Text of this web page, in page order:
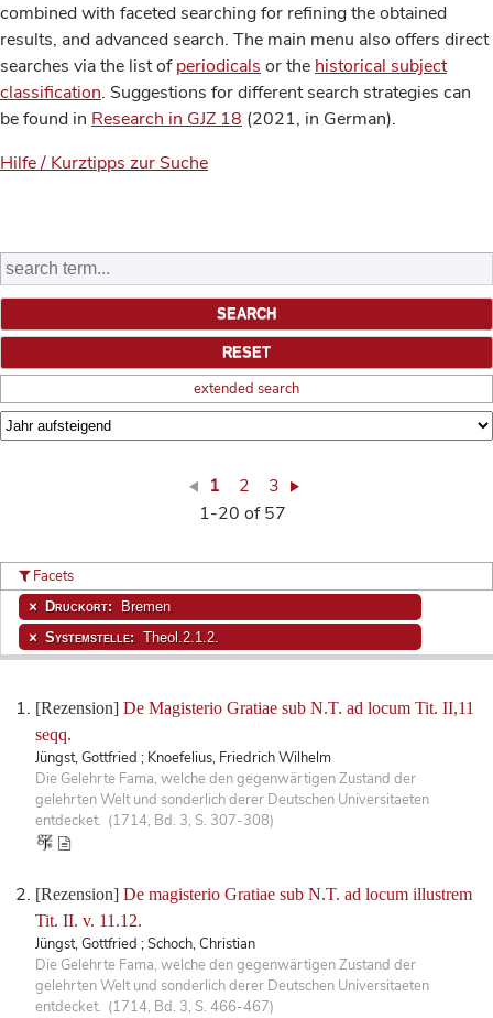
combined with faceted searching for refining the obtained
results, and advanced search. The main menu also offers direct
searches via the list ofperiodicals or the historical subject
classification. Suggestions for different search strategies can
be found in Research in GJZ 18 (2021, in German).
Hilfe / Kurztipps zur Suche
extended search
1 2
3
1-20 of 57
[Rezension] De Magisterio Gratiae sub N.T. ad locum Tit. II,11
seqq.
Jüngst, Gottfried ; Knoefelius, Friedrich Wilhelm
Die Gelehrte Fama, welche den gegenwärtigen Zustand der
gelehrten Welt und sonderlich derer Deutschen Universitaeten
entdecket. (1714, Bd. 3, S. 307-308)
[Rezension] De magisterio Gratiae sub N.T. ad locum illustrem
Tit. II. v. 11.12.
Jüngst, Gottfried ; Schoch, Christian
Die Gelehrte Fama, welche den gegenwärtigen Zustand der
gelehrten Welt und sonderlich derer Deutschen Universitaeten
entdecket. (1714, Bd. 3, S. 466-467)
Facets
Druckort: Bremen
Systemstelle: Theol.2.1.2.